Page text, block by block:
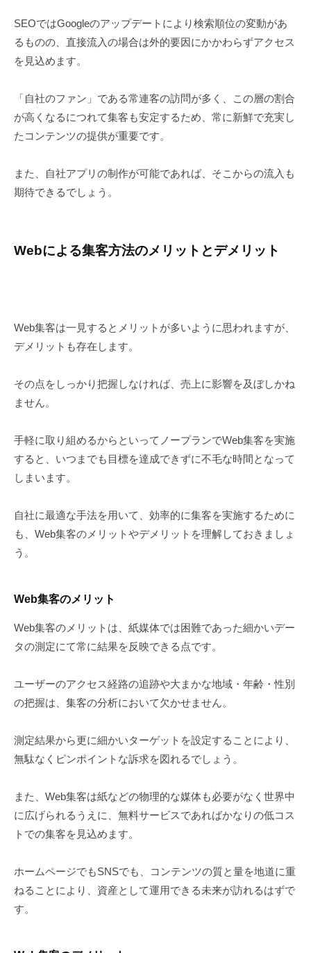
SEOではGoogleのアップデートにより検索順位の変動があ
るものの、直接流入の場合は外的要因にかかわらずアクセス
を見込めます。
「自社のファン」である常連客の訪問が多く、この層の割合
が高くなるにつれて集客も安定するため、常に新鮮で充実し
たコンテンツの提供が重要です。
また、自社アプリの制作が可能であれば、そこからの流入も
期待できるでしょう。
Webによる集客方法のメリットとデメリット
Web集客は一見するとメリットが多いように思われますが、
デメリットも存在します。
その点をしっかり把握しなければ、売上に影響を及ぼしかね
ません。
手軽に取り組めるからといってノープランでWeb集客を実施
すると、いつまでも目標を達成できずに不毛な時間となって
しまいます。
自社に最適な手法を用いて、効率的に集客を実施するために
も、Web集客のメリットやデメリットを理解しておきましょ
う。
Web集客のメリット
Web集客のメリットは、紙媒体では困難であった細かいデー
タの測定にて常に結果を反映できる点です。
ユーザーのアクセス経路の追跡や大まかな地域・年齢・性別
の把握は、集客の分析において欠かせません。
測定結果から更に細かいターゲットを設定することにより、
無駄なくピンポイントな訴求を図れるでしょう。
また、Web集客は紙などの物理的な媒体も必要がなく世界中
に広げられるうえに、無料サービスであればかなりの低コス
トでの集客を見込めます。
ホームページでもSNSでも、コンテンツの質と量を地道に重
ねることにより、資産として運用できる未来が訪れるはずで
す。